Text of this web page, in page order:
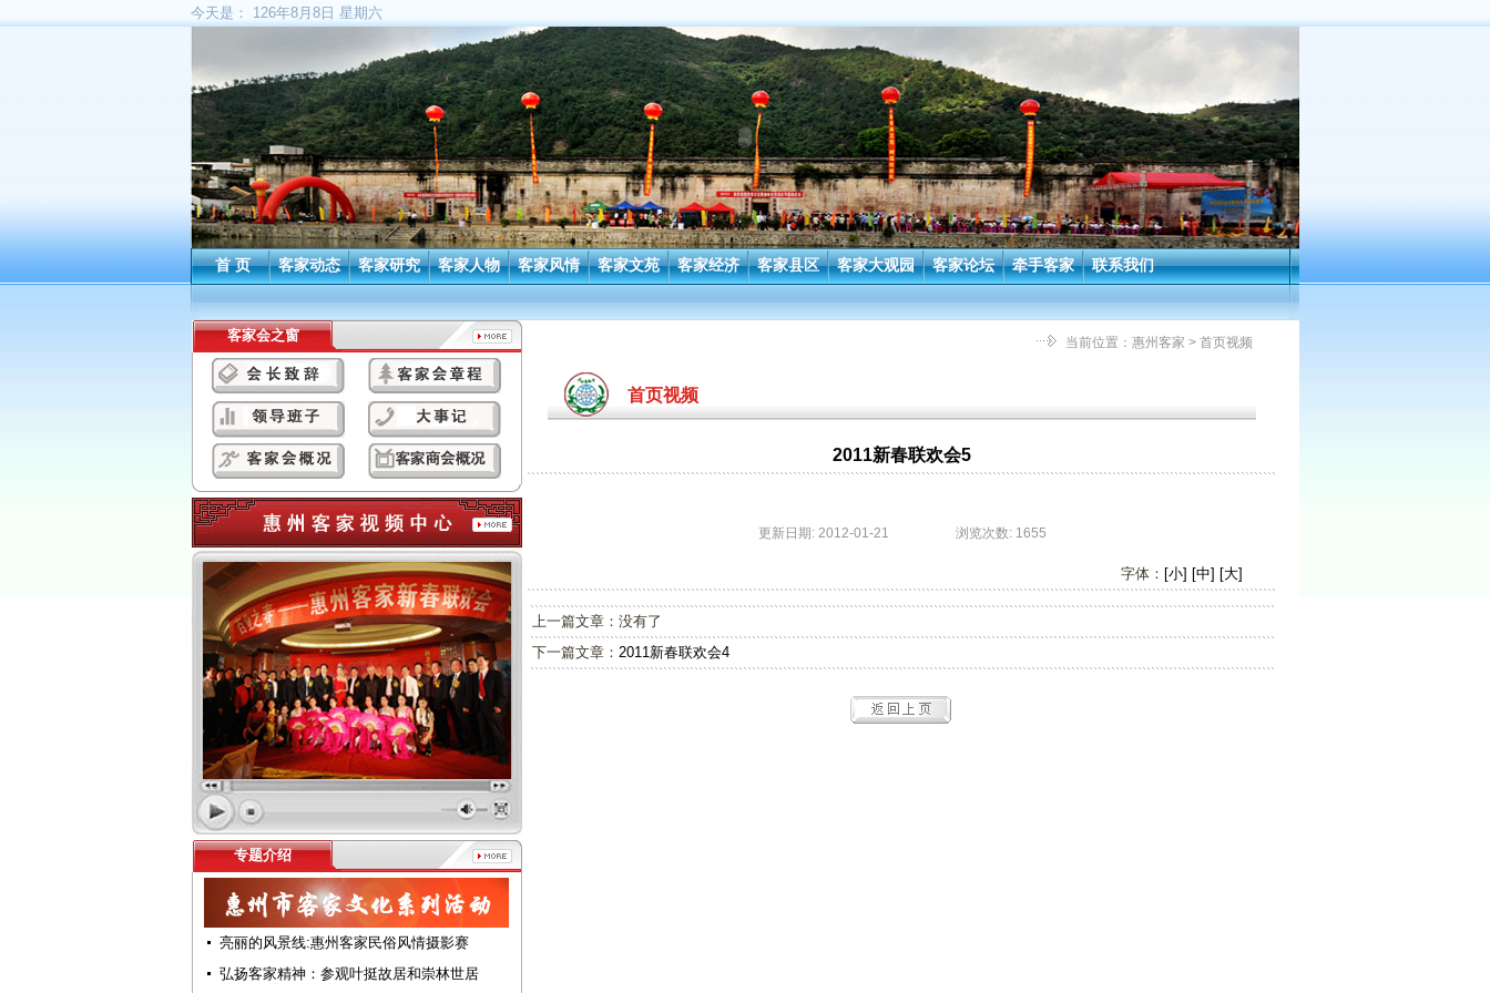
今天是： 126年8月8日 星期六
首 页 客家动态 客家研究 客家人物 客家风情 客家文苑 客家经济 客家县区 客家大观园 客家论坛 牵手客家 联系我们
客家会之窗
专题介绍
亮丽的风景线:惠州客家民俗风情摄影赛
弘扬客家精神：参观叶挺故居和崇林世居
当前位置：惠州客家 > 首页视频
首页视频
2011新春联欢会5
更新日期: 2012-01-21 浏览次数: 1655
字体： [小] [中] [大]
上一篇文章：没有了
下一篇文章： 2011新春联欢会4